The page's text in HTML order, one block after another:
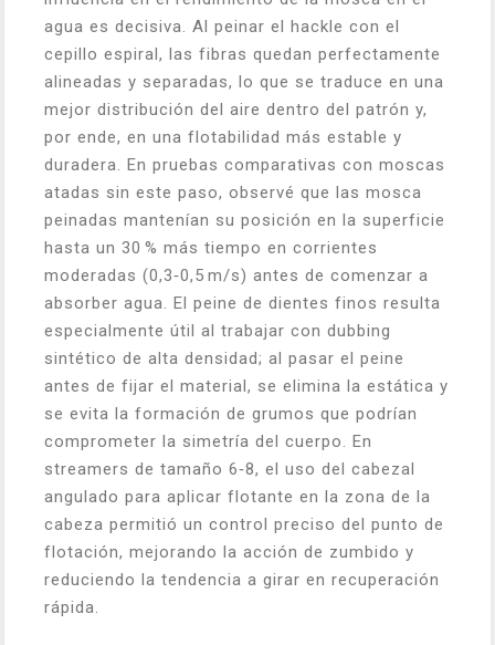
agua es decisiva. Al peinar el hackle con el
cepillo espiral, las fibras quedan perfectamente
alineadas y separadas, lo que se traduce en una
mejor distribución del aire dentro del patrón y,
por ende, en una flotabilidad más estable y
duradera. En pruebas comparativas con moscas
atadas sin este paso, observé que las mosca
peinadas mantenían su posición en la superficie
hasta un 30 % más tiempo en corrientes
moderadas (0,3‑0,5 m/s) antes de comenzar a
absorber agua. El peine de dientes finos resulta
especialmente útil al trabajar con dubbing
sintético de alta densidad; al pasar el peine
antes de fijar el material, se elimina la estática y
se evita la formación de grumos que podrían
comprometer la simetría del cuerpo. En
streamers de tamaño 6‑8, el uso del cabezal
angulado para aplicar flotante en la zona de la
cabeza permitió un control preciso del punto de
flotación, mejorando la acción de zumbido y
reduciendo la tendencia a girar en recuperación
rápida.